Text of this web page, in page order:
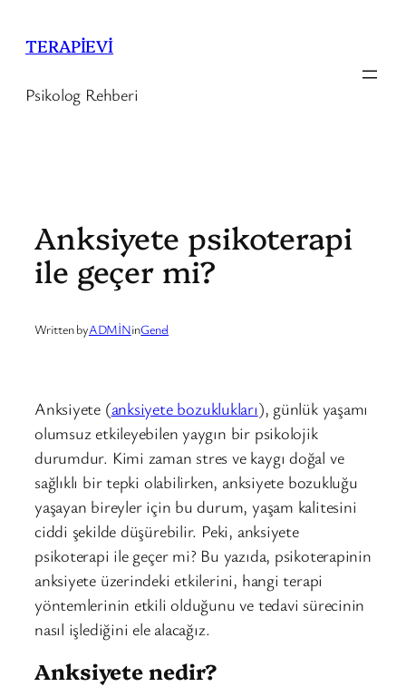
geçTERAPİEVİ
Psikolog Rehberi
Anksiyete psikoterapi
ile geçer mi?
Written byADMİNinGenel
Anksiyete (anksiyete bozuklukları), günlük yaşamı
olumsuz etkileyebilen yaygın bir psikolojik
durumdur. Kimi zaman stres ve kaygı doğal ve
sağlıklı bir tepki olabilirken, anksiyete bozukluğu
yaşayan bireyler için bu durum, yaşam kalitesini
ciddi şekilde düşürebilir. Peki, anksiyete
psikoterapi ile geçer mi? Bu yazıda, psikoterapinin
anksiyete üzerindeki etkilerini, hangi terapi
yöntemlerinin etkili olduğunu ve tedavi sürecinin
nasıl işlediğini ele alacağız.
Anksiyete nedir?